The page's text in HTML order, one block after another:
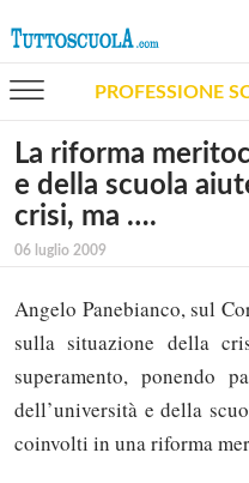
PROFESSIONE
La riforma
e della scuola
crisi, ma ….
06 luglio 2009
Angelo Panebianco, sul
sulla situazione della
superamento, ponendo
dell’università e della
coinvolti in una riforma